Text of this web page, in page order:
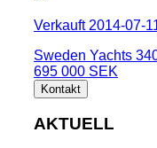
Verkauft 2014-07-
Sweden Yachts
695 000 SEK
Kontakt
AKTUELL